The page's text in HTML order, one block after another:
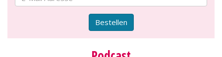
Bestellen